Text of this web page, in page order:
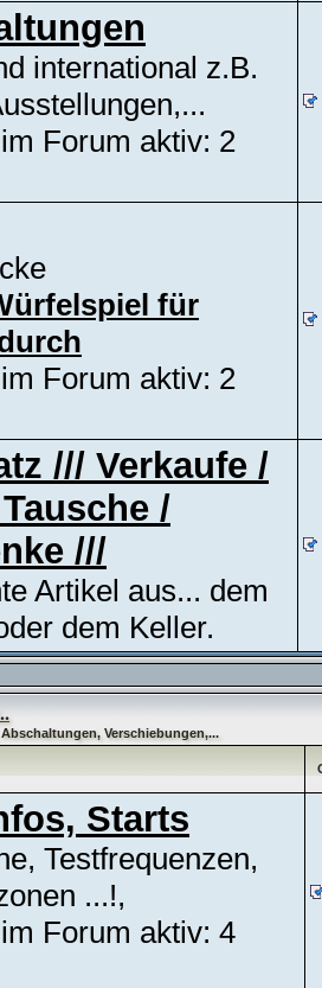
international z.B.
Forum aktiv: 2
für
Forum aktiv: 2
/// Verkaufe /
/
///
Artikel aus... dem
dem Keller.
Verschiebungen,...
Starts
Testfrequenzen,
...!,
Forum aktiv: 4